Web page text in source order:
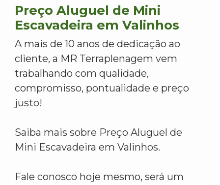
Preço Aluguel de Mini
Escavadeira em Valinhos
A mais de 10 anos de dedicação ao
cliente, a MR Terraplenagem vem
trabalhando com qualidade,
compromisso, pontualidade e preço
justo!
Saiba mais sobre Preço Aluguel de
Mini Escavadeira em Valinhos.
Fale conosco hoje mesmo, será um